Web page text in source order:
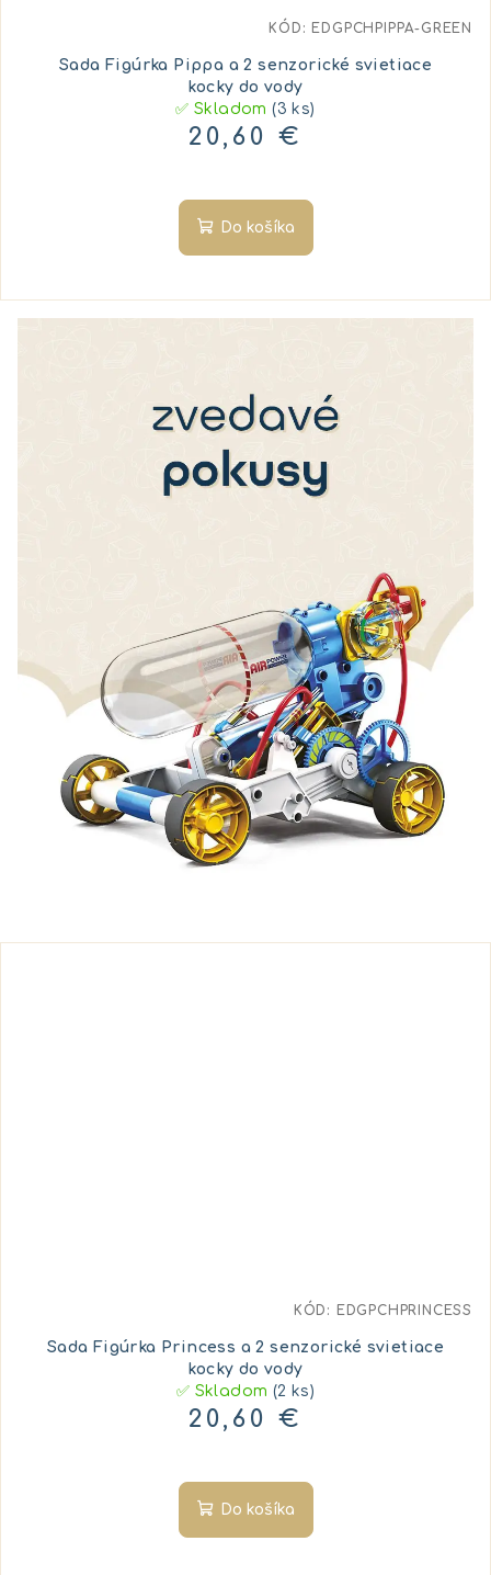
Sada Figúrka Pippa a 2 senzorické svietiace
kocky do vody
✅ Skladom(3 ks)
20,60 €
Do košíka
KÓD: EDGPCHPIPPA-GREEN
Sada Figúrka Princess a 2 senzorické svietiace
kocky do vody
✅ Skladom (2 ks)
20,60 €
Do košíka
KÓD: EDGPCHPRINCESS